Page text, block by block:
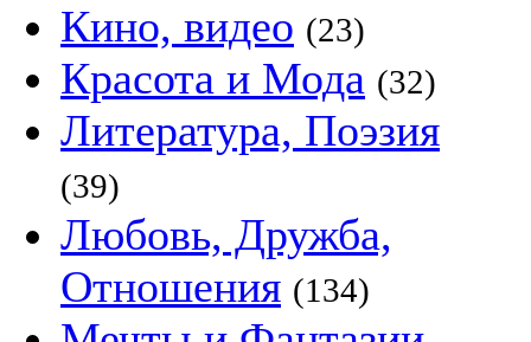
Кино, видео (23)
Красота и Мода (32)
Литература, Поэзия
(39)
Любовь, Дружба,
Отношения (134)